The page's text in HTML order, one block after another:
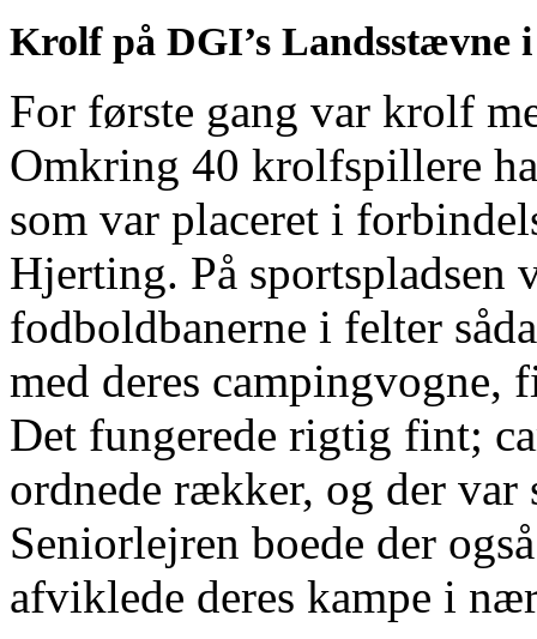
Krolf på DGI’s Landsstævne
For første gang var krolf
Omkring 40 krolfspillere
som var placeret i
Hjerting. På sportspladsen
fodboldbanerne i felter
med deres campingvogne,
Det fungerede rigtig fint;
ordnede rækker, og der
Seniorlejren boede der
afviklede deres kampe i